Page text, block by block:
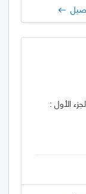
الأول :